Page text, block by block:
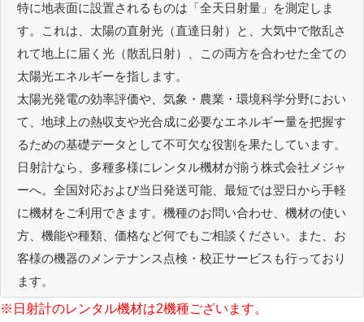
特に地表面に設置されるものは「全天日射量」を測定しま
す。これは、太陽の直射光（直達日射）と、大気中で散乱さ
れて地上に届く光（散乱日射）、この両方を合わせた全ての
太陽光エネルギーを指します。
太陽光発電の効率評価や、気象・農業・環境科学分野におい
て、地球上の熱収支や光合成に必要なエネルギー量を把握す
るための基礎データとして不可欠な役割を果たしています。
日射計なら、多種多様にレンタル機材が揃う株式会社メジャ
ーへ。全国対応および当日発送可能、最短では翌日から手軽
に機材をご利用できます。機種のお問い合わせ、機材の使い
方、機能や種類、価格など何でもご相談ください。また、お
客様の機器のメンテナンス点検・校正サービスも行っており
ます。
※日射計のレンタル機材は2機種ございます。